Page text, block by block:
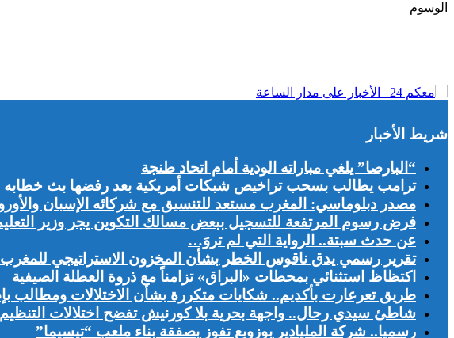
الوسوم
شريط الأخبار
“البارصا” يلغي مباراته الودية أمام اتحاد طنجة
ترامب يطالب بسحب تراخيص شبكات أمريكية بعد رفضها بث خطابه
مصدر دبلوماسي: المغرب مستعد للتنسيق مع شركائه الإسبان
فرض رسوم المرتفعة للتسجيل ببعض مسالك التكوين يجر وزير
عن حدث سبتة.. الرواية التي لم تروَ…
تقرير رسمي يدق ناقوس الخطر بشأن المخزون الاستراتيجي
اكتظاظ استثنائي بمحطات «البراق» تزامناً مع ذروة العطلة الصيفية
طريق تعرعارت بأكديم.. شكايات متكررة بشأن الاختلالات ومطالب
شاطئ سيدي رحال.. واجهة بحرية بلا كورنيش تفضح اختلالات التنظيم
رسميا.. شركة المليادير بوزوبع تفوز بصفقة بناء ملعب “تيسيما”